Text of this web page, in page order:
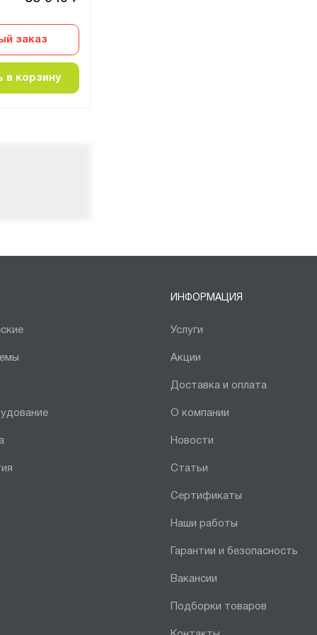
заказ
в корзину
ИНФОРМАЦИЯ
Услуги
Акции
Доставка и оплата
О компании
Новости
Статьи
Сертификаты
Наши работы
Гарантии и безопасность
Вакансии
Подборки товаров